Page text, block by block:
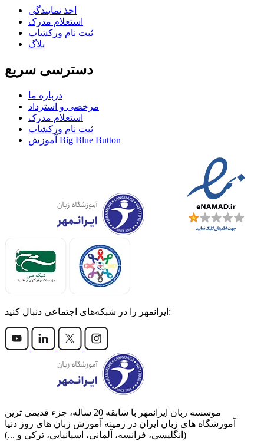
اخذ نمايندگی
استعلام مدرک
ثبت نام ورکشاپ
بلاگ
دسترسی سریع
درباره ما
مرخصی و استرداد
استعلام مدرک
ثبت نام ورکشاپ
آموزش Big Blue Button
ایرانمهر را در شبکه‌های اجتماعی دنبال کنید:
موسسه زبان ایرانمهر با سابقه‌ 20 ساله، جزء قدیمی ترین
آموزشگاه های زبان ایران در زمینه آموزش زبان های روز دنیا
(انگلیسی، فرانسه، آلمانی، اسپانیایی، ترکی و ...)